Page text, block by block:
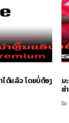
ໄດ້ແລ້ວ ໂດຍບໍ່ຕ້ອງ
ມ
ສ